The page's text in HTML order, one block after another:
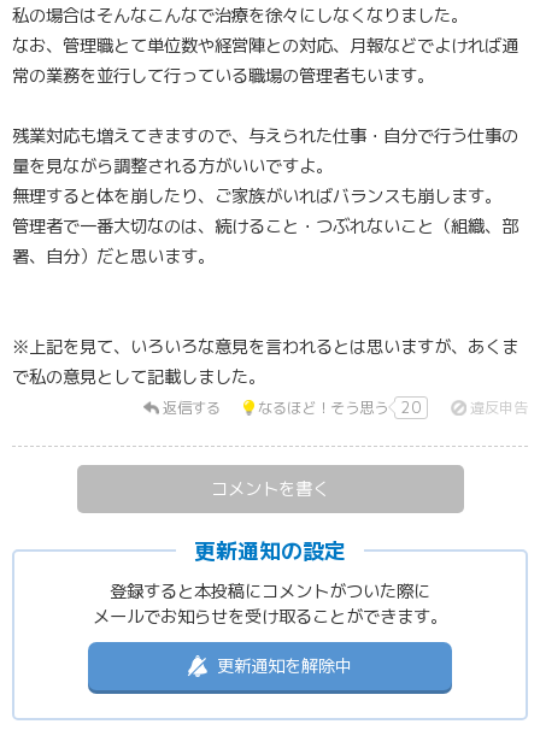
私の場合はそんなこんなで治療を徐々にしなくなりました。
なお、管理職とて単位数や経営陣との対応、月報などでよければ通
常の業務を並行して行っている職場の管理者もいます。
残業対応も増えてきますので、与えられた仕事・自分で行う仕事の
量を見ながら調整される方がいいですよ。
無理すると体を崩したり、ご家族がいればバランスも崩します。
管理者で一番大切なのは、続けること・つぶれないこと（組織、部
署、自分）だと思います。
※上記を見て、いろいろな意見を言われるとは思いますが、あくま
で私の意見として記載しました。
返信する なるほど！そう思う 20 違反申告
コメントを書く
更新通知の設定
登録すると本投稿にコメントがついた際に
メールでお知らせを受け取ることができます。
更新通知を解除中